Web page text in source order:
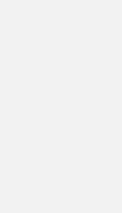
интерфейса.
работы.